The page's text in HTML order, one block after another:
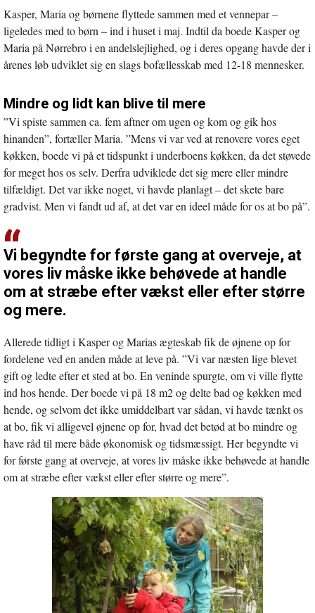
Kasper, Maria og børnene flyttede sammen med et vennepar –
ligeledes med to børn – ind i huset i maj. Indtil da boede Kasper og
Maria på Nørrebro i en andelslejlighed, og i deres opgang havde der i
årenes løb udviklet sig en slags bofællesskab med 12-18 mennesker.
Mindre og lidt kan blive til mere
”Vi spiste sammen ca. fem aftner om ugen og kom og gik hos
hinanden”, fortæller Maria. ”Mens vi var ved at renovere vores eget
køkken, boede vi på et tidspunkt i underboens køkken, da det støvede
for meget hos os selv. Derfra udviklede det sig mere eller mindre
tilfældigt. Det var ikke noget, vi havde planlagt – det skete bare
gradvist. Men vi fandt ud af, at det var en ideel måde for os at bo på”.
Vi begyndte for første gang at overveje, at
vores liv måske ikke behøvede at handle
om at stræbe efter vækst eller efter større
og mere.
Allerede tidligt i Kasper og Marias ægteskab fik de øjnene op for
fordelene ved en anden måde at leve på. ”Vi var næsten lige blevet
gift og ledte efter et sted at bo. En veninde spurgte, om vi ville flytte
ind hos hende. Der boede vi på 18 m2 og delte bad og køkken med
hende, og selvom det ikke umiddelbart var sådan, vi havde tænkt os
at bo, fik vi alligevel øjnene op for, hvad det betød at bo mindre og
have råd til mere både økonomisk og tidsmæssigt. Her begyndte vi
for første gang at overveje, at vores liv måske ikke behøvede at handle
om at stræbe efter vækst eller efter større og mere”.